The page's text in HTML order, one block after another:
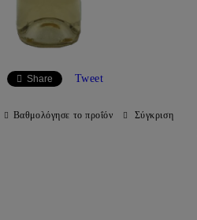
Share Tweet
Βαθμολόγησε το προΐόν Σύγκριση